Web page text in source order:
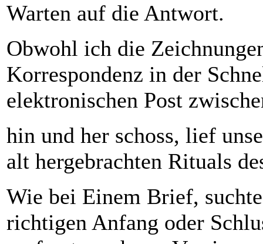
Warten auf die Antwort.
Obwohl ich die
Korrespondenz in der
elektronischen Post
hin und her schoss, lief
alt hergebrachten Rituals
Wie bei Einem Brief,
richtigen Anfang oder